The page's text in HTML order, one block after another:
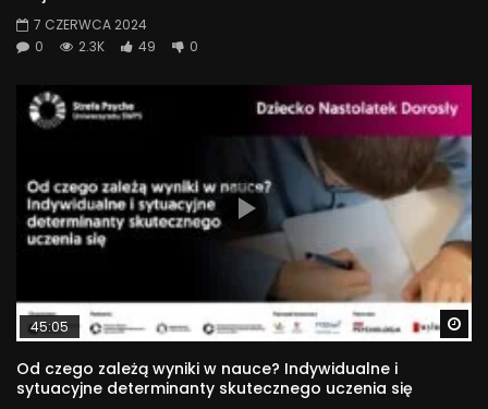
7 CZERWCA 2024
0
2.3K 49 0
45:05
Od czego zależą wyniki w nauce? Indywidualne i
sytuacyjne determinanty skutecznego uczenia się